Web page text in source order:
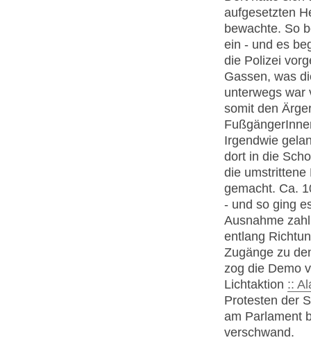
aufgesetzten
bewachte. So
ein - und es
die Polizei
Gassen, was
unterwegs war
somit den
Irgendwie
dort in die
die umstrittene
gemacht. Ca.
- und so ging
Ausnahme
entlang
Zugänge zu
zog die Demo
Lichtaktion ::
Protesten der
am Parlament
verschwand.